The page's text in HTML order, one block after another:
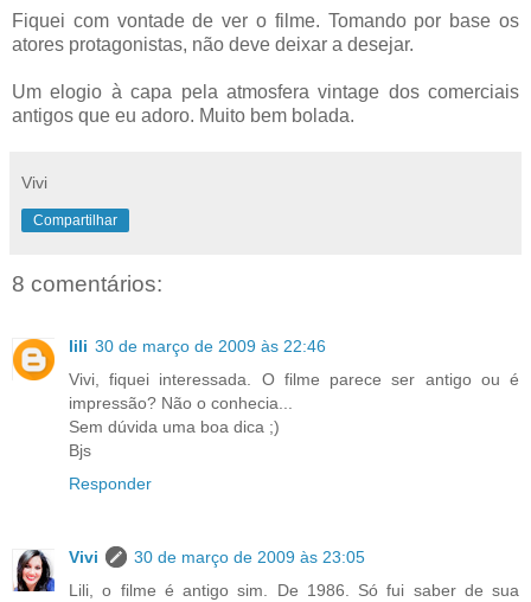
Fiquei com vontade de ver o filme. Tomando por base os
atores protagonistas, não deve deixar a desejar.
Um elogio à capa pela atmosfera vintage dos comerciais
antigos que eu adoro. Muito bem bolada.
Vivi
Compartilhar
8 comentários:
lili 30 de março de 2009 às 22:46
Vivi, fiquei interessada. O filme parece ser antigo ou é
impressão? Não o conhecia...
Sem dúvida uma boa dica ;)
Bjs
Responder
Vivi
30 de março de 2009 às 23:05
Lili, o filme é antigo sim. De 1986. Só fui saber de sua